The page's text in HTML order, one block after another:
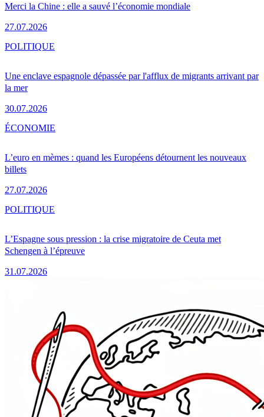
Merci la Chine : elle a sauvé l’économie mondiale
27.07.2026
Une enclave espagnole dépassée par l'afflux de migrants arrivant par
la mer
30.07.2026
POLITIQUE
L’euro en mèmes : quand les Européens détournent les nouveaux
billets
27.07.2026
ÉCONOMIE
L’Espagne sous pression : la crise migratoire de Ceuta met
Schengen à l’épreuve
31.07.2026
POLITIQUE